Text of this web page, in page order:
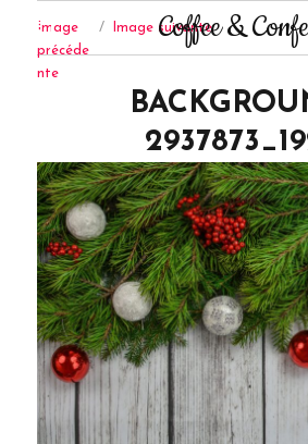
Coffee &
Image
précéde
nte
Image suivante